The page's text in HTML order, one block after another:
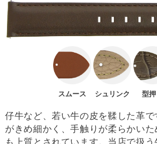
スムース シュリンク 型押
仔牛など、若い牛の皮を鞣した革で
がきめ細かく、手触りが柔らかい